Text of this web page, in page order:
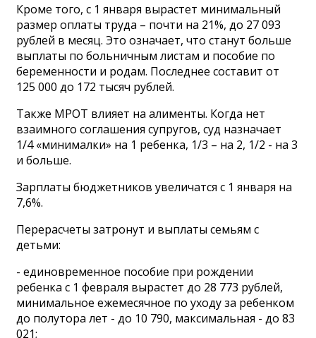
Кроме того, с 1 января вырастет минимальный
размер оплаты труда – почти на 21%, до 27 093
рублей в месяц. Это означает, что станут больше
выплаты по больничным листам и пособие по
беременности и родам. Последнее составит от
125 000 до 172 тысяч рублей.
Также МРОТ влияет на алименты. Когда нет
взаимного соглашения супругов, суд назначает
1/4 «минималки» на 1 ребенка, 1/3 – на 2, 1/2 - на 3
и больше.
Зарплаты бюджетников увеличатся с 1 января на
7,6%.
Перерасчеты затронут и выплаты семьям с
детьми:
- единовременное пособие при рождении
ребенка с 1 февраля вырастет до 28 773 рублей,
минимальное ежемесячное по уходу за ребенком
до полутора лет - до 10 790, максимальная - до 83
021;